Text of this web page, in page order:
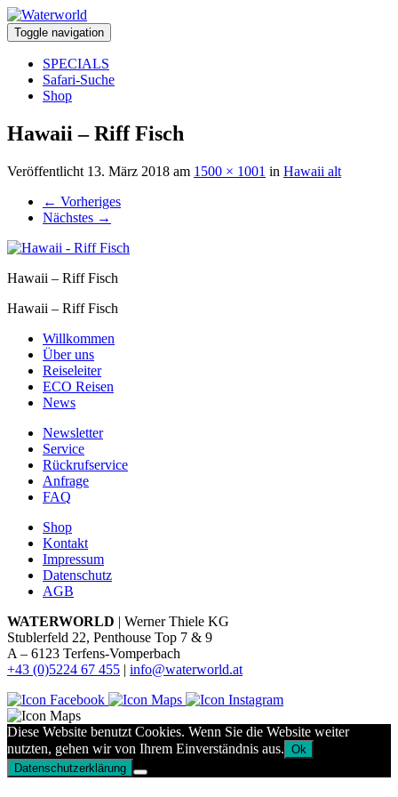
Toggle navigation
SPECIALS
Safari-Suche
Shop
Hawaii – Riff Fisch
Veröffentlicht 13. März 2018 am 1500 × 1001 in Hawaii alt
← Vorheriges
Nächstes →
Hawaii – Riff Fisch
Hawaii – Riff Fisch
Willkommen
Über uns
Reiseleiter
ECO Reisen
News
Newsletter
Service
Rückrufservice
Anfrage
FAQ
Shop
Kontakt
Impressum
Datenschutz
AGB
WATERWORLD | Werner Thiele KG
Stublerfeld 22, Penthouse Top 7 & 9
A – 6123 Terfens-Vomperbach
+43 (0)5224 67 455 | info@waterworld.at
Diese Website benutzt Cookies. Wenn Sie die Website weiter
nutzten, gehen wir von Ihrem Einverständnis aus. Ok
Datenschutzerklärung